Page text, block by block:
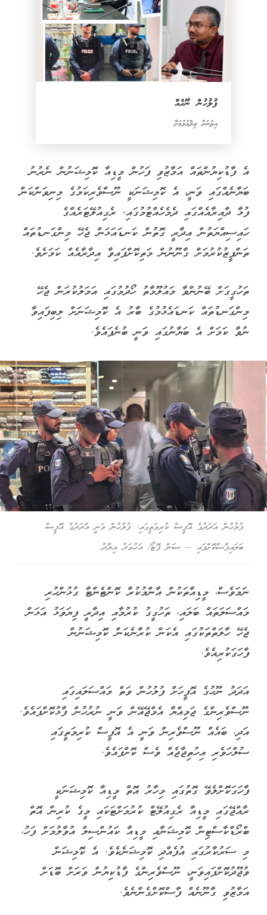
ފުލުހުން ނޫހެއް
އިތުރަށް ވިދާޅުވުމަށް
އެ ފާޑުކިޔުންތައް އަމާޒުވި ފަހުން މީޑިއާ ކޮމިޝަނުން ނެރުނު
ބަޔާނެއްގައި ވަނީ، އެ ކޮމިޝަނަކީ ނޫސްވެރިކަމުގެ މިނިވަންކަން
ފުޅާ ދާއިރާއެއްގައި ދެމެހެއްޓުމުގައި, ރެގިއުލޭޓަރެއްގެ
ހައިސިއްޔަތުން އިދާރީ ގޮތުން ކަނޑައަޅަން ޖެހޭ މިންގަނޑުތައް
ތަންފީޒުކުރުމަށް ގާނޫނުން މަތިކޮށްފައިވާ އިދާރާއެއް ކަމަށެވެ.
ތަހުގީގަށް ބޭނުންވާ މައުލޫމާތު ހޯދުމުގައި އަމަލުކުރަން ޖެހޭ
މިންގަނޑުތައް ކަނޑައެޅުމުގެ ބާރު އެ ކޮމިޝަނަށް ލިބިފައިވާ
ނުވާ ކަމަށް އެ ބަޔާނުގައި ވަނީ ބުނެފައެވެ.
ފުލުހުން އަދަދުގެ އޮފީސް ކުރިމަތީގައި: ފުލުހުން ވަނީ އަަދަދުގެ އޮފީސް
ބަލައިފާސްކޮށްފައި -- ސަން ފޮޓޯ/ އަހުމަދު އިޔާދު
ނަމަވެސް، މީޑިއާތަކުން އާންމުކުރާ ކޮންޓެންޓާ ގުޅުންހުރި
މައްސަލަތައް ބަލައި، ތަހުގީގު ކުރުމާއި އިދާރީ ފިޔަވަޅު އަޅަން
ޖެހޭ ހާލަތްތަކުގައި އެކަން ކުރާނެކަން ކޮމިޝަނުން
ފާހަގަކުރިއެވެ.
އަދަދު ނޫހުގެ އޮފީހަށް ފުލުހުން ވަތް މައްސަލައިގައި
ނޫސްވެރިންގެ ޖަމިއްޔާ އެމްޖޭއޭން ވަނީ ނުރުހުން ފާޅުކޮށްފައެވެ.
އަދި، ބައެއް ނޫސްވެރިން ވަނީ އެ އޮފީސް ކުރިމަތީގައި
ސުލްހަވެރި އިހުތިޖާޖެއް ވެސް ކޮށްފައެވެ.
ފާހަގަކޮށްލެވޭ ގޮތުގައި މިހާރު އޮތް މީޑިއާ ކޮމިޝަނަކީ
ރާއްޖޭގައި މީޑިއާ ރެގިއުލޭޓް ކުރުމަށްޓަކައި މީގެ ކުރިން އޮތް
ބްރޯޑްކާސްޓިން ކޮމިޝަނާއި މީޑިއާ ކައުންސިލް އުވާލުމަށް ފަހު،
މި ސަރުކާރުގައި އުފެއްދި ކޮމިޝަނެކެވެ. އެ ކޮމިޝަން
ވުޖޫދުކޮށްފައިވަނީ، ނޫސްވެރިންގެ ފާޑުކިޔުން ވަރަށް ބޮޑަށް
އަމާޒުވި ގާނޫނެއް ފާސްކޮށްގެންނެވެ.